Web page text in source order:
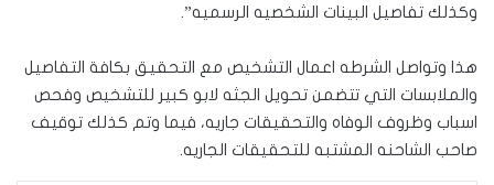
وكذلك تفاصيل البينات الشخصيه الرسميه”.
هذا وتواصل الشرطه اعمال التشخيص مع التحقيق بكافة التفاصيل
والملابسات التي تتضمن تحويل الجثه لابو كبير للتشخيص وفحص
اسباب وظروف الوفاه والتحقيقات جاريه، فيما وتم كذلك توقيف
صاحب الشاحنه المشتبه للتحقيقات الجاريه.